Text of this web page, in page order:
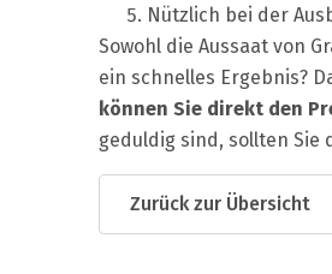
Nützlich bei der
Sowohl die Aussaat von
ein schnelles Ergebnis?
können Sie direkt den
geduldig sind, sollten Sie
Zurück zur Übersicht